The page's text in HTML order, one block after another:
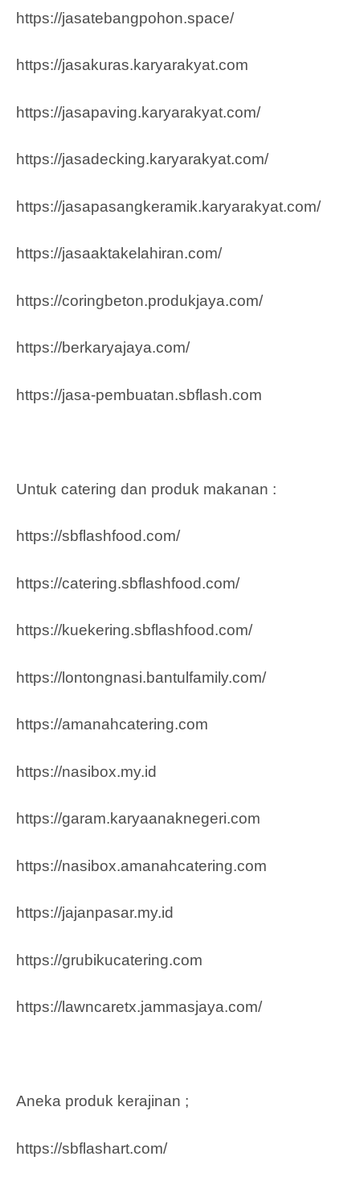
https://jasatebangpohon.space/
https://jasakuras.karyarakyat.com
https://jasapaving.karyarakyat.com/
https://jasadecking.karyarakyat.com/
https://jasapasangkeramik.karyarakyat.com/
https://jasaaktakelahiran.com/
https://coringbeton.produkjaya.com/
https://berkaryajaya.com/
https://jasa-pembuatan.sbflash.com
Untuk catering dan produk makanan :
https://sbflashfood.com/
https://catering.sbflashfood.com/
https://kuekering.sbflashfood.com/
https://lontongnasi.bantulfamily.com/
https://amanahcatering.com
https://nasibox.my.id
https://garam.karyaanaknegeri.com
https://nasibox.amanahcatering.com
https://jajanpasar.my.id
https://grubikucatering.com
https://lawncaretx.jammasjaya.com/
Aneka produk kerajinan ;
https://sbflashart.com/